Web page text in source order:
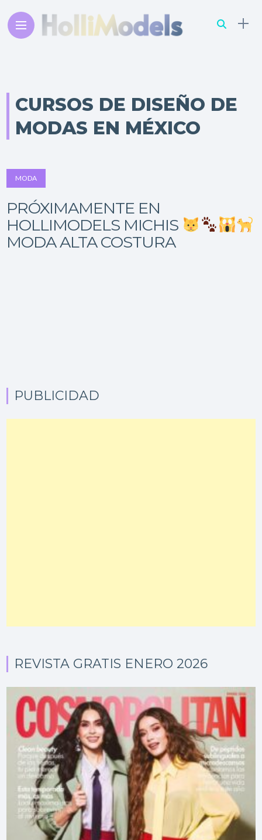
CURSOS DE DISEÑO DE
MODAS EN MÉXICO
MODA
PRÓXIMAMENTE EN
HOLLIMODELS MICHIS
MODA ALTA COSTURA
PUBLICIDAD
REVISTA GRATIS ENERO 2026